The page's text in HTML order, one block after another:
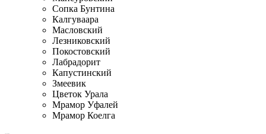
Сопка Бунтина
Калгуваара
Масловский
Лезниковский
Покостовский
Лабрадорит
Капустинский
Змеевик
Цветок Урала
Мрамор Уфалей
Мрамор Коелга